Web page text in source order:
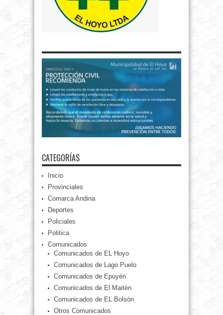
CATEGORÍAS
Inicio
Provinciales
Comarca Andina
Deportes
Policiales
Politica
Comunicados
Comunicados de EL Hoyo
Comunicados de Lago Puelo
Comunicados de Epuyén
Comunicados de El Maitén
Comunicados de EL Bolsón
Otros Comunicados